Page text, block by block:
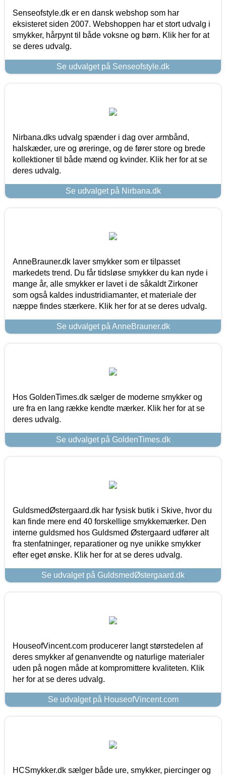
Senseofstyle.dk er en dansk webshop som har
eksisteret siden 2007. Webshoppen har et stort udvalg i
smykker, hårpynt til både voksne og børn. Klik her for at
se deres udvalg.
Se udvalget på Senseofstyle.dk
Nirbana.dks udvalg spænder i dag over armbånd,
halskæder, ure og øreringe, og de fører store og brede
kollektioner til både mænd og kvinder. Klik her for at se
deres udvalg.
Se udvalget på Nirbana.dk
AnneBrauner.dk laver smykker som er tilpasset
markedets trend. Du får tidsløse smykker du kan nyde i
mange år, alle smykker er lavet i de såkaldt Zirkoner
som også kaldes industridiamanter, et materiale der
næppe findes stærkere. Klik her for at se deres udvalg.
Se udvalget på AnneBrauner.dk
Hos GoldenTimes.dk sælger de moderne smykker og
ure fra en lang række kendte mærker. Klik her for at se
deres udvalg.
Se udvalget på GoldenTimes.dk
GuldsmedØstergaard.dk har fysisk butik i Skive, hvor du
kan finde mere end 40 forskellige smykkemærker. Den
interne guldsmed hos Guldsmed Østergaard udfører alt
fra stenfatninger, reparationer og nye unikke smykker
efter eget ønske. Klik her for at se deres udvalg.
Se udvalget på GuldsmedØstergaard.dk
HouseofVincent.com producerer langt størstedelen af
deres smykker af genanvendte og naturlige materialer
uden på nogen måde at kompromittere kvaliteten. Klik
her for at se deres udvalg.
Se udvalget på HouseofVincent.com
HCSmykker.dk sælger både ure, smykker, piercinger og